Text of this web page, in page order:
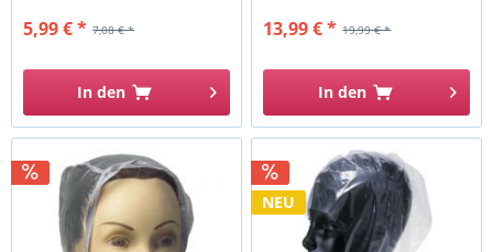
7,08 € *
5,99 € *
In den
19,99 € *
13,99 € *
In den
NEU